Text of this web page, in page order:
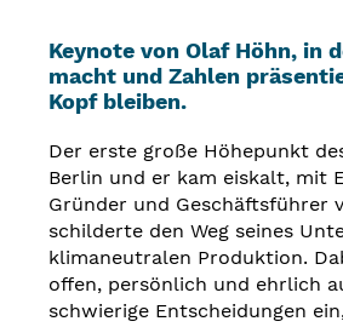
Keynote von Olaf Höhn, in
macht und Zahlen
Kopf bleiben.
Der erste große Höhepunkt
Berlin und er kam eiskalt, mit
Gründer und Geschäftsführer
schilderte den Weg seines
klimaneutralen Produktion.
offen, persönlich und ehrlich
schwierige Entscheidungen